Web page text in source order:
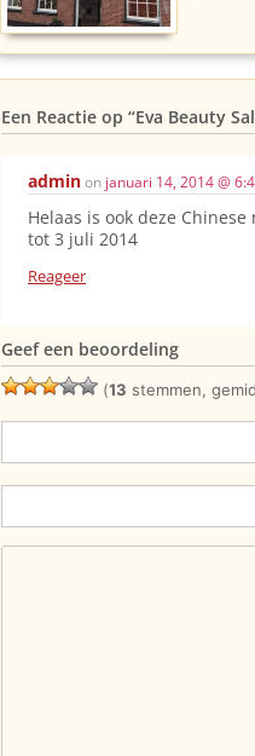
Een Reactie op “Eva Beauty
adminon januari 14, 2014 @
Helaas is ook deze
tot 3 juli 2014
Reageer
Geef een beoordeling
(13 stemmen,